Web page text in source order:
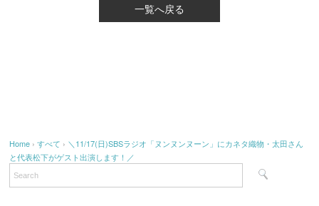
一覧へ戻る
Home ›すべて › ＼11/17(日)SBSラジオ「ヌンヌンヌーン」にカネタ織物・太田さん
と代表松下がゲスト出演します！／